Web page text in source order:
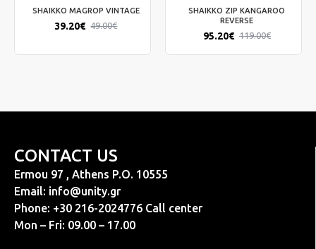
SHAIKKO MAGROP VINTAGE
39.20€ 49.00€
SHAIKKO ZIP KANGAROO
REVERSE
95.20€ 119.00€
CONTACT US
Ermou 97 , Athens P.O. 10555
Email: info@unity.gr
Phone: +30 216-2024776 Call center
Mon – Fri: 09.00 – 17.00